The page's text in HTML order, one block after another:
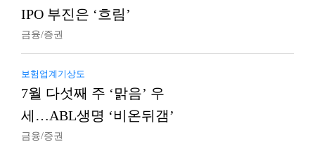
IPO 부진은 ‘흐림’
금융/증권
보험업계기상도
7월 다섯째 주 ‘맑음’ 우
세…ABL생명 ‘비온뒤갬’
금융/증권